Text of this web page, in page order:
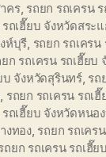
คร, รถยก รถเครน
ถเฮี๊ยบ จังหวัดสระ
ห์บุรี, รถยก รถเครน
ยก รถเครน รถเฮี๊ยบ
บ จังหวัดสุรินทร์, รถ
, รถยก รถเครน รถเ
รถเฮี๊ยบ จังหวัดหนอ
งทอง, รถยก รถเคร
ถยก รถเครน รถเฮี๊